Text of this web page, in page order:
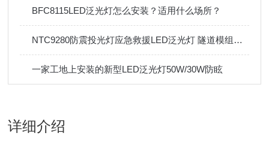
BFC8115LED泛光灯怎么安装？适用什么场所？
NTC9280防震投光灯应急救援LED泛光灯 隧道模组大功率防汛照明灯
一家工地上安装的新型LED泛光灯50W/30W防眩
详细介绍